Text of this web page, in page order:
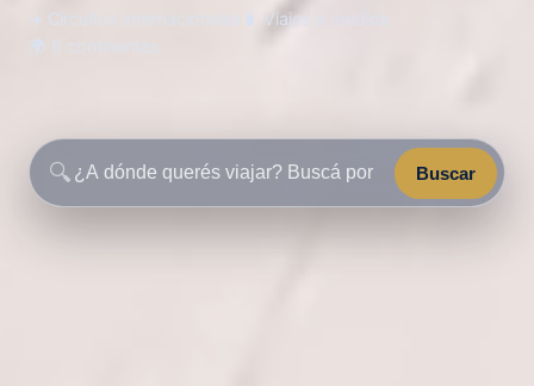
✈️ Circuitos internacionales
🧳 Viajes a medida
🔍 Buscar